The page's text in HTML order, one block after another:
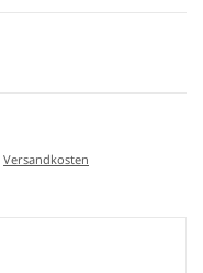
Versandkosten